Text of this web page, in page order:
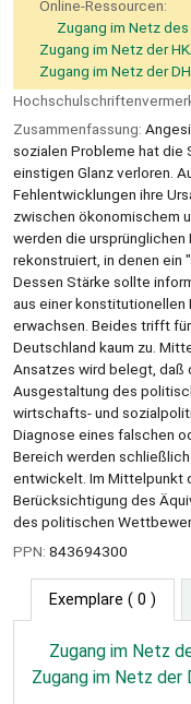
Online-Ressourcen:
Zugang im Netz des
Zugang im Netz der
Zugang im Netz der
Zusammenfassung:
sozialen Probleme hat die
einstigen Glanz verloren.
Fehlentwicklungen ihre
zwischen ökonomischem
werden die ursprünglichen
rekonstruiert, in denen ein
Dessen Stärke sollte
aus einer konstitutionellen
erwachsen. Beides trifft
Deutschland kaum zu.
Ansatzes wird belegt, daß
Ausgestaltung des
wirtschafts- und
Diagnose eines falschen
Bereich werden
entwickelt. Im Mittelpunkt
Berücksichtigung des
des politischen
PPN: 843694300
Exemplare ( 0 )
Zugang im Netz
Zugang im Netz der